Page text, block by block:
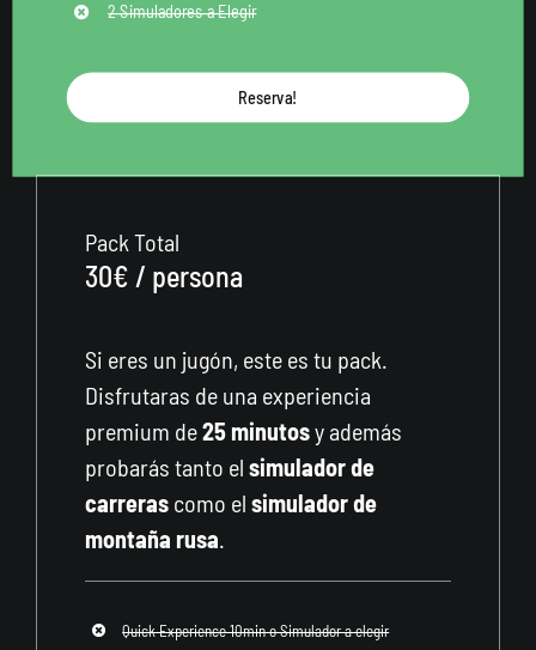
2 Simuladores a Elegir
Reserva!
Pack Total
30€ / persona
Si eres un jugón, este es tu pack.
Disfrutaras de una experiencia
premium de25 minutosy además
probarás tanto el simulador de
carreras como el simulador de
montaña rusa
Quick Experience 10min o Simulador a elegir